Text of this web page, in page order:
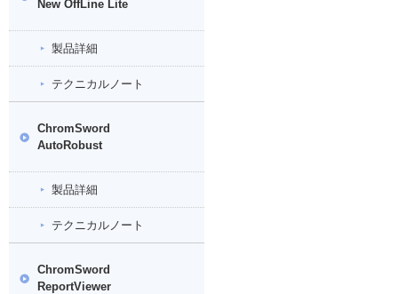
New OffLine Lite
製品詳細
テクニカルノート
ChromSword
AutoRobust
製品詳細
テクニカルノート
ChromSword
ReportViewer